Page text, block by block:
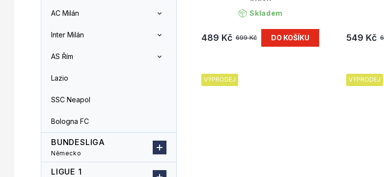
AC Milán
Inter Milán
AS Řím
Lazio
SSC Neapol
Bologna FC
BUNDESLIGA
Německo
LIGUE 1
Skladem
699 Kč
489 Kč DO KOŠÍKU 549 Kč
VÝPRODEJ VÝPRODEJ